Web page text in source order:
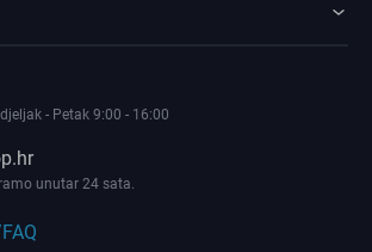
- Petak 9:00 - 16:00
unutar 24 sata.